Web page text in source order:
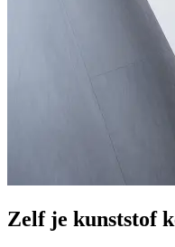
Zelf je kunststof